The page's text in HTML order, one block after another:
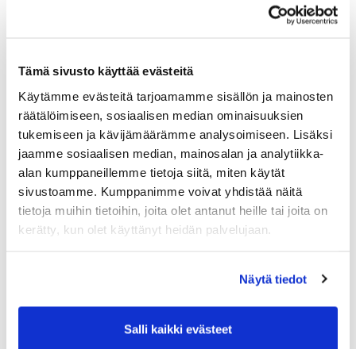
Tämä sivusto käyttää evästeitä
Käytämme evästeitä tarjoamamme sisällön ja mainosten
räätälöimiseen, sosiaalisen median ominaisuuksien
tukemiseen ja kävijämäärämme analysoimiseen. Lisäksi
jaamme sosiaalisen median, mainosalan ja analytiikka-
alan kumppaneillemme tietoja siitä, miten käytät
sivustoamme. Kumppanimme voivat yhdistää näitä
tietoja muihin tietoihin, joita olet antanut heille tai joita on
kerätty, kun olet käyttänyt heidän palvelujaan.
Näytä tiedot
Salli kaikki evästeet
tilintarkastuksessa havaitut yleisimmät
ja verotuksesta
15.00Koulutus päättyy
Osallistumismaksu:
Kauppakamarin jäsenille hinta on 375 € + alv 24
%, muille 485 € + alv 24 %. Hinta sisältää
koulutuksen, lounaan sekä kahvitarjoilut.
Peruutukset korvauksetta viimeistään viikkoa
ennen koulutuksen alkamista. Muussa